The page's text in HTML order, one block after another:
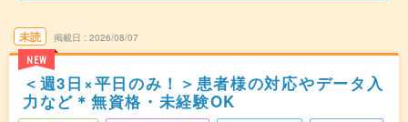
未読
NEW
掲載日 2026/08/07
＜週3日×平日のみ！＞患者様の対応やデータ入
力など＊無資格・未経験OK